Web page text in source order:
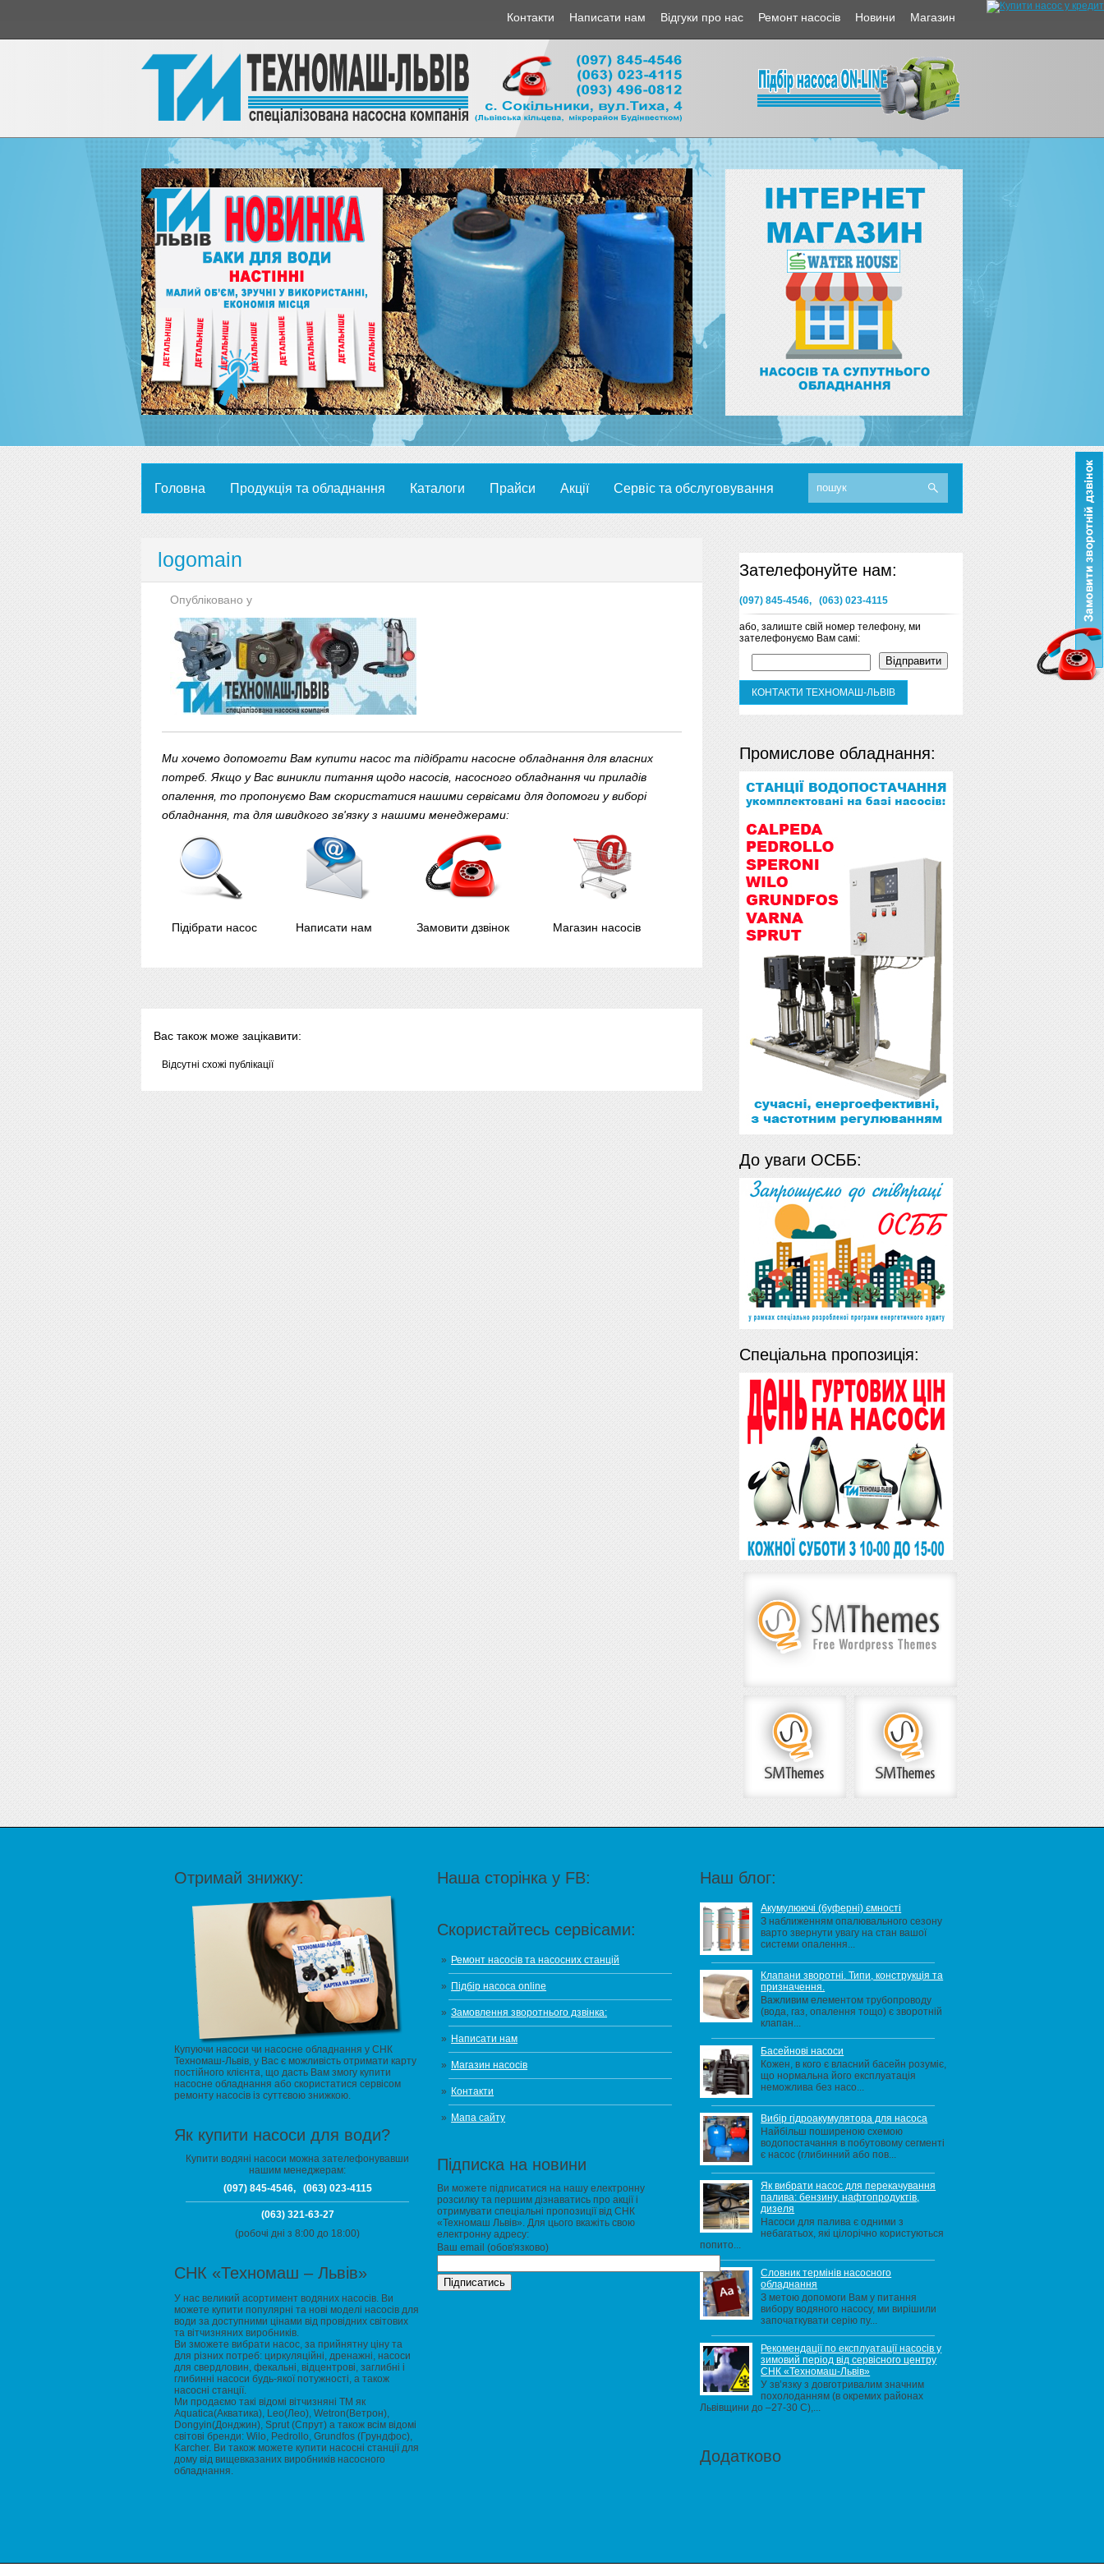
Контакти Написати нам Відгуки про нас Ремонт насосів Новини Магазин
Головна Продукція та обладнання Каталоги Прайси Акції Сервіс та обслуговування
Зателефонуйте нам:
(097) 845-4546, (063) 023-4115
або, залиште свій номер телефону, ми
зателефонуємо Вам самі:
КОНТАКТИ ТЕХНОМАШ-ЛЬВІВ
Промислове обладнання:
До уваги ОСББ:
Спеціальна пропозиція:
logomain
Опубліковано у
Ми хочемо допомогти Вам купити насос та підібрати насосне обладнання для власних
потреб. Якщо у Вас виникли питання щодо насосів, насосного обладнання чи приладів
опалення, то пропонуємо Вам скористатися нашими сервісами для допомоги у виборі
обладнання, та для швидкого зв'язку з нашими менеджерами:
Підібрати насос Написати нам Замовити дзвінок Магазин насосів
Вас також може зацікавити:
Відсутні схожі публікації
Отримай знижку:
Купуючи насоси чи насосне обладнання у СНК
Техномаш-Львів, у Вас є можливість отримати карту
постійного клієнта, що дасть Вам змогу купити
насосне обладнання або скористатися сервісом
ремонту насосів із суттєвою знижкою.
Як купити насоси для води?
Купити водяні насоси можна зателефонувавши
нашим менеджерам:
(097) 845-4546, (063) 023-4115
(063) 321-63-27
(робочі дні з 8:00 до 18:00)
СНК «Техномаш – Львів»
У нас великий асортимент водяних насосів. Ви
можете купити популярні та нові моделі насосів для
води за доступними цінами від провідних світових
та вітчизняних виробників.
Ви зможете вибрати насос, за прийнятну ціну та
для різних потреб: циркуляційні, дренажні, насоси
для свердловин, фекальні, відцентрові, заглибні і
глибинні насоси будь-якої потужності, а також
насосні станції.
Ми продаємо такі відомі вітчизняні ТМ як
Aquatica(Акватика), Leo(Лео), Wetron(Ветрон),
Dongyin(Донджин), Sprut (Спрут) а також всім відомі
світові бренди: Wilo, Pedrollo, Grundfos (Грундфос),
Karcher. Ви також можете купити насосні станції для
дому від вищевказаних виробників насосного
обладнання.
Наша сторінка у FB:
Скористайтесь сервісами:
Ремонт насосів та насосних станцій
Підбір насоса online
Замовлення зворотнього дзвінка:
Написати нам
Магазин насосів
Контакти
Мапа сайту
Підписка на новини
Ви можете підписатися на нашу електронну
розсилку та першим дізнаватись про акції і
отримувати спеціальні пропозиції від СНК
«Техномаш Львів». Для цього вкажіть свою
електронну адресу:
Ваш email (обов'язково)
Наш блог:
Акумулюючі (буферні) ємності
З наближенням опалювального сезону
варто звернути увагу на стан вашої
системи опалення...
Клапани зворотні. Типи, конструкція та
призначення.
Важливим елементом трубопроводу
(вода, газ, опалення тощо) є зворотній
клапан...
Басейнові насоси
Кожен, в кого є власний басейн розуміє,
що нормальна його експлуатація
неможлива без насо...
Вибір гідроакумулятора для насоса
Найбільш поширеною схемою
водопостачання в побутовому сегменті
є насос (глибинний або пов...
Як вибрати насос для перекачування
палива: бензину, нафтопродуктів,
дизеля
Насоси для палива є одними з
небагатьох, які цілорічно користуються
попито...
Словник термінів насосного
обладнання
З метою допомоги Вам у питання
вибору водяного насосу, ми вирішили
започаткувати серію пу...
Рекомендації по експлуатації насосів у
зимовий період від сервісного центру
СНК «Техномаш-Львів»
У зв’язку з довготривалим значним
похолоданням (в окремих районах
Львівщини до –27-30 С),...
Додатково